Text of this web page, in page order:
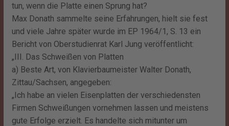
tun, wenn die Platte einen Sprung hat?
Max Donath sammelte seine Erfahrungen, hielt sie fest
und viele Jahre später wurde im EP 1964/1, S. 13 ein
Bericht von Oberstudienrat Karl Jung veröffentlicht:
„III. Das Schweißen von Platten
a) Beste Art, von Klavierbaumeister Walter Donath,
Zittau/Sachsen, angegeben:
„Ich habe an vielen Eisenplatten der verschiedensten
Firmen Schweißungen vornehmen lassen und meistens
gute Erfolge erzielt. Es handelte sich mitunter um